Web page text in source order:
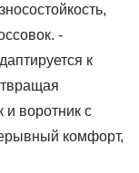
-
к
и воротник с
комфорт,